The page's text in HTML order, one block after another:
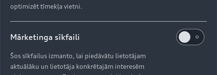
optimizēt tīmekļa vietni.
Mārketinga sīkfaili
Šos sīkfailus izmanto, lai piedāvātu lietotājam
aktuālāku un lietotāja konkrētajām interesēm